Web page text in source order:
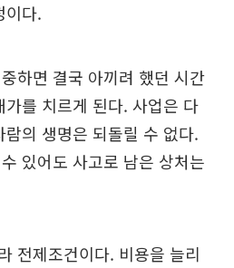
이다.
하면 결국 아끼려 했던 시간
를 치르게 된다. 사업은 다
의 생명은 되돌릴 수 없다.
있어도 사고로 남은 상처는
전제조건이다. 비용을 늘리